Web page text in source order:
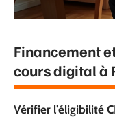
Financement
cours digital à
Vérifier l’éligibilité